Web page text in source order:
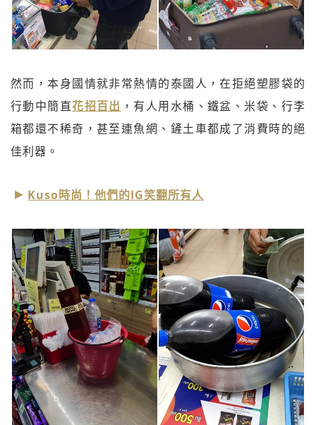
然而，本身國情就非常熱情的泰國人，在拒絕塑膠袋的
行動中簡直花招百出 ，有人用水桶、鐵盆、米袋、行李
箱都還不稀奇，甚至連魚網、鏟土車都成了消費時的絕
佳利器。
Kuso時尚！他們的IG笑翻所有人